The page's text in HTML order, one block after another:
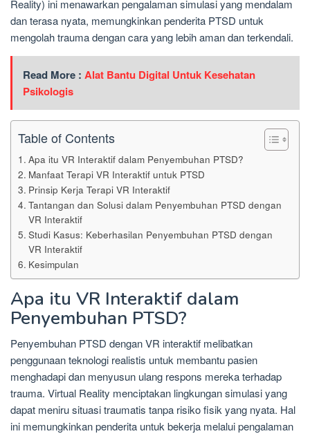
Reality) ini menawarkan pengalaman simulasi yang mendalam
dan terasa nyata, memungkinkan penderita PTSD untuk
mengolah trauma dengan cara yang lebih aman dan terkendali.
Read More : Alat Bantu Digital Untuk Kesehatan
Psikologis
Table of Contents
Apa itu VR Interaktif dalam Penyembuhan PTSD?
Manfaat Terapi VR Interaktif untuk PTSD
Prinsip Kerja Terapi VR Interaktif
Tantangan dan Solusi dalam Penyembuhan PTSD dengan
VR Interaktif
Studi Kasus: Keberhasilan Penyembuhan PTSD dengan
VR Interaktif
Kesimpulan
Apa itu VR Interaktif dalam
Penyembuhan PTSD?
Penyembuhan PTSD dengan VR interaktif melibatkan
penggunaan teknologi realistis untuk membantu pasien
menghadapi dan menyusun ulang respons mereka terhadap
trauma. Virtual Reality menciptakan lingkungan simulasi yang
dapat meniru situasi traumatis tanpa risiko fisik yang nyata. Hal
ini memungkinkan penderita untuk bekerja melalui pengalaman